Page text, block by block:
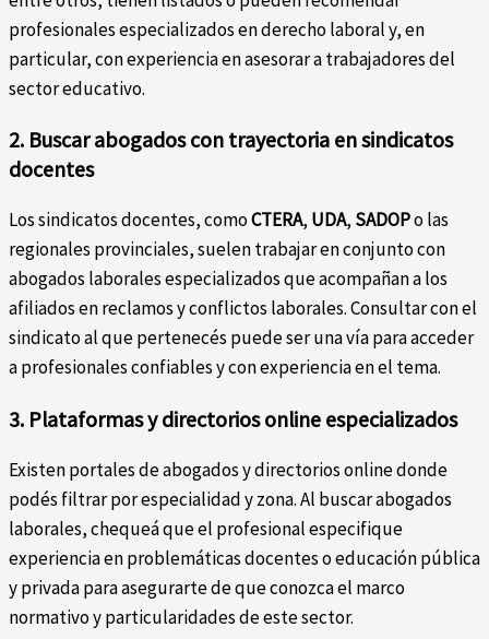
profesionales especializados en derecho laboral y, en
particular, con experiencia en asesorar a trabajadores del
sector educativo.
2. Buscar abogados con trayectoria en sindicatos
docentes
Los sindicatos docentes, comoCTERA, UDA, SADOPo las
regionales provinciales, suelen trabajar en conjunto con
abogados laborales especializados que acompañan a los
afiliados en reclamos y conflictos laborales. Consultar con el
sindicato al que pertenecés puede ser una vía para acceder
a profesionales confiables y con experiencia en el tema.
3. Plataformas y directorios online especializados
Existen portales de abogados y directorios online donde
podés filtrar por especialidad y zona. Al buscar abogados
laborales, chequeá que el profesional especifique
experiencia en problemáticas docentes o educación pública
y privada para asegurarte de que conozca el marco
normativo y particularidades de este sector.